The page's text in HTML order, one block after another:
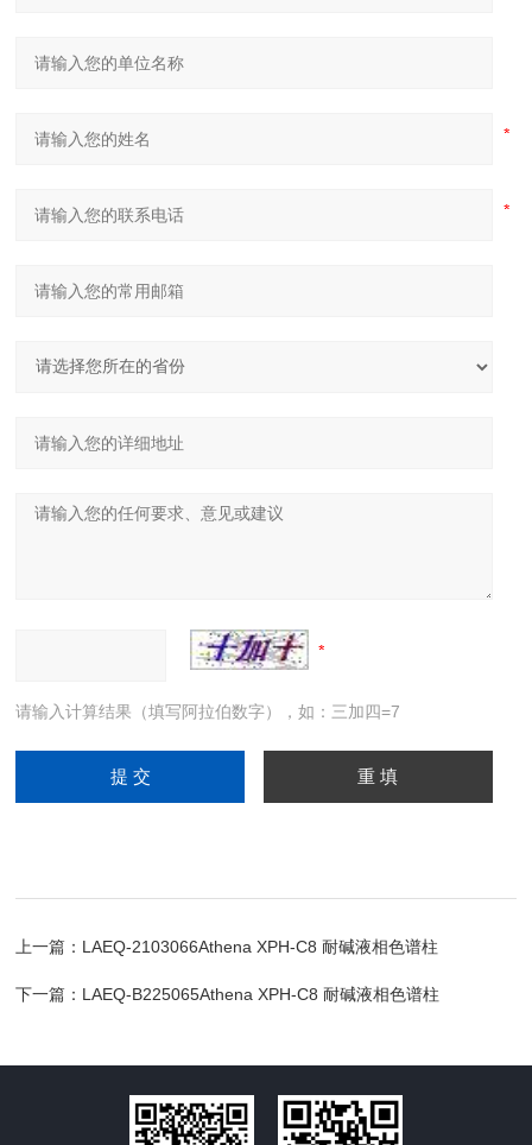
请输入计算结果（填写阿拉伯数字），如：三加四=7
上一篇： LAEQ-2103066Athena XPH-C8 耐碱液相色谱柱
下一篇： LAEQ-B225065Athena XPH-C8 耐碱液相色谱柱